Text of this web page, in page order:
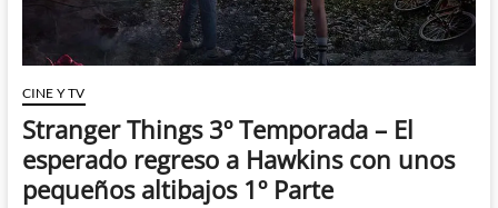
CINE Y TV
Stranger Things 3º Temporada – El
esperado regreso a Hawkins con unos
pequeños altibajos 1º Parte